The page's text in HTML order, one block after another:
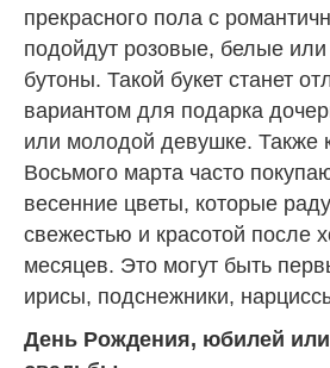
прекрасного пола с
подойдут розовые, белые
бутоны. Такой букет станет
вариантом для подарка
или молодой девушке. Также
Восьмого марта часто
весенние цветы, которые
свежестью и красотой после
месяцев. Это могут быть
ирисы, подснежники,
День Рождения, юбилей